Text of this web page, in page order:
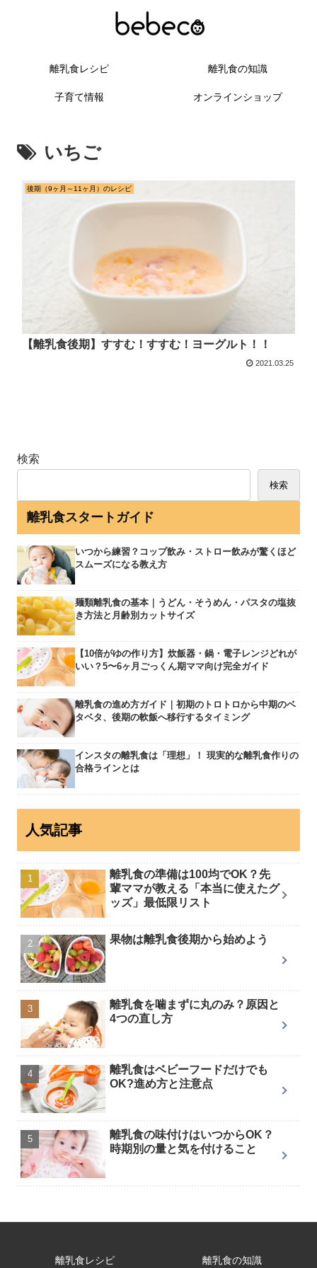
離乳食レシピ 離乳食の知識
子育て情報 オンラインショップ
いちご
後期（9ヶ月～11ヶ月）のレシピ
【離乳食後期】すすむ！すすむ！ヨーグルト！！
2021.03.25
検索
検索
離乳食スタートガイド
いつから練習？コップ飲み・ストロー飲みが驚くほど
スムーズになる教え方
麺類離乳食の基本｜うどん・そうめん・パスタの塩抜
き方法と月齢別カットサイズ
【10倍がゆの作り方】炊飯器・鍋・電子レンジどれが
いい？5〜6ヶ月ごっくん期ママ向け完全ガイド
離乳食の進め方ガイド｜初期のトロトロから中期のベ
タベタ、後期の軟飯へ移行するタイミング
インスタの離乳食は「理想」！ 現実的な離乳食作りの
合格ラインとは
人気記事
離乳食の準備は100均でOK？先
輩ママが教える「本当に使えたグ
ッズ」最低限リスト
果物は離乳食後期から始めよう
離乳食を噛まずに丸のみ？原因と
4つの直し方
離乳食はベビーフードだけでも
OK?進め方と注意点
離乳食の味付けはいつからOK？
時期別の量と気を付けること
離乳食レシピ 離乳食の知識